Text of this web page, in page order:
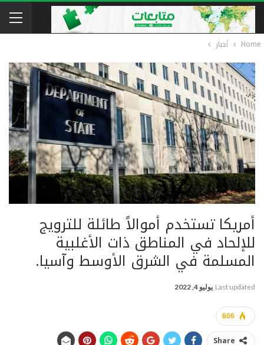
Home أخبار
أمريكا تستخدم أموالاً طائلة للترويج
للإلحاد في المناطق ذات الأغلبية
المسلمة في الشرق الأوسط وآسيا.
Last updated يوليو 4, 2022
606
Share